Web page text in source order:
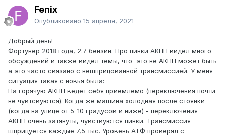
Fenix
Опубликовано 15 апреля, 2021
Добрый день!
Фортунер 2018 года, 2.7 бензин. Про пинки АКПП видел много
обсуждений и также видел темы, что это не АКПП может быть
а это часто связано с нешприцованной трансмиссией. У меня
ситуация такая с новья была:
На горячую АКПП ведет себя приемлемо (переключения почти
не чувтсвуются). Когда же машина холодная после стоянки
(когда на улице от 5-10 градусов и ниже) - переключения
АКПП очень затянуты, чувствуются пинки. Трансмиссия
шприцуется каждые 7,5 тыс. Уровень АТФ проверял с